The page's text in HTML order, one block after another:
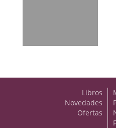
Libros
Novedades
Ofertas